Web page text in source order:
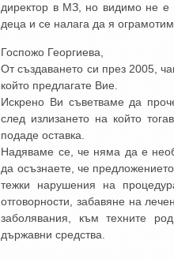
директор в МЗ, но видимо не е
деца и се налага да я
Госпожо Георгиева,
От създаването си през 2005,
който предлагате Вие.
Искрено Ви съветваме да
след излизането на който
подаде оставка.
Надяваме се, че няма да е
да осъзнаете, че
тежки нарушения на
отговорности, забавяне на
заболявания, към техните
държавни средства.